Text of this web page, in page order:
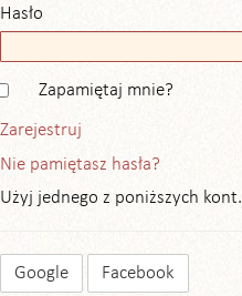
Hasło
Zapamiętaj mnie?
Zarejestruj
Nie pamiętasz hasła?
Użyj jednego z poniższych kont.
Google Facebook